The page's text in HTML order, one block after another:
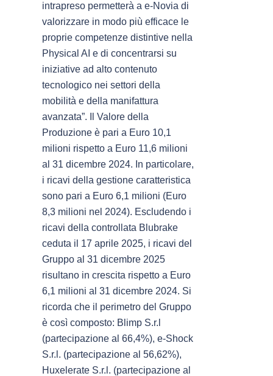
intrapreso permetterà a e-Novia di
valorizzare in modo più efficace le
proprie competenze distintive nella
Physical AI e di concentrarsi su
iniziative ad alto contenuto
tecnologico nei settori della
mobilità e della manifattura
avanzata”. Il Valore della
Produzione è pari a Euro 10,1
milioni rispetto a Euro 11,6 milioni
al 31 dicembre 2024. In particolare,
i ricavi della gestione caratteristica
sono pari a Euro 6,1 milioni (Euro
8,3 milioni nel 2024). Escludendo i
ricavi della controllata Blubrake
ceduta il 17 aprile 2025, i ricavi del
Gruppo al 31 dicembre 2025
risultano in crescita rispetto a Euro
6,1 milioni al 31 dicembre 2024. Si
ricorda che il perimetro del Gruppo
è così composto: Blimp S.r.l
(partecipazione al 66,4%), e-Shock
S.r.l. (partecipazione al 56,62%),
Huxelerate S.r.l. (partecipazione al